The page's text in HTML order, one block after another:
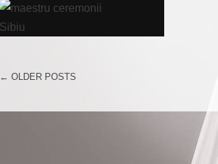
POST NAVIGATION
← OLDER POSTS